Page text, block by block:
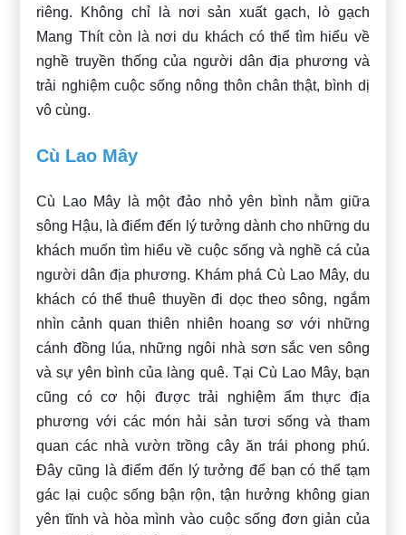
riêng. Không chỉ là nơi sản xuất gạch, lò gạch
Mang Thít còn là nơi du khách có thể tìm hiểu về
nghề truyền thống của người dân địa phương và
trải nghiệm cuộc sống nông thôn chân thật, bình dị
vô cùng.
Cù Lao Mây
Cù Lao Mây là một đảo nhỏ yên bình nằm giữa
sông Hậu, là điểm đến lý tưởng dành cho những du
khách muốn tìm hiểu về cuộc sống và nghề cá của
người dân địa phương. Khám phá Cù Lao Mây, du
khách có thể thuê thuyền đi dọc theo sông, ngắm
nhìn cảnh quan thiên nhiên hoang sơ với những
cánh đồng lúa, những ngôi nhà sơn sắc ven sông
và sự yên bình của làng quê. Tại Cù Lao Mây, bạn
cũng có cơ hội được trải nghiệm ẩm thực địa
phương với các món hải sản tươi sống và tham
quan các nhà vườn trồng cây ăn trái phong phú.
Đây cũng là điểm đến lý tưởng để bạn có thể tạm
gác lại cuộc sống bận rộn, tận hưởng không gian
yên tĩnh và hòa mình vào cuộc sống đơn giản của